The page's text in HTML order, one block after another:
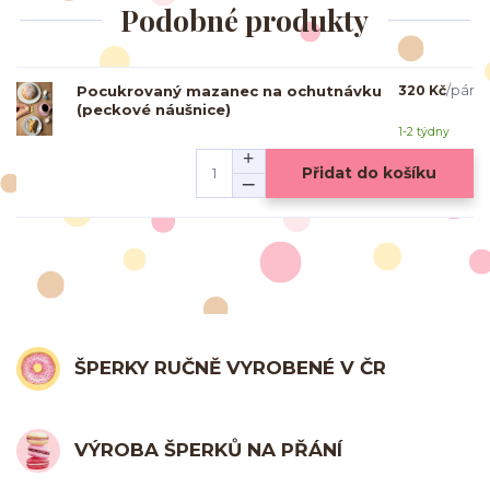
Podobné produkty
Pocukrovaný mazanec na ochutnávku
(peckové náušnice)
320 Kč/pár
1-2 týdny
Přidat do košíku
ŠPERKY RUČNĚ VYROBENÉ V ČR
VÝROBA ŠPERKŮ NA PŘÁNÍ